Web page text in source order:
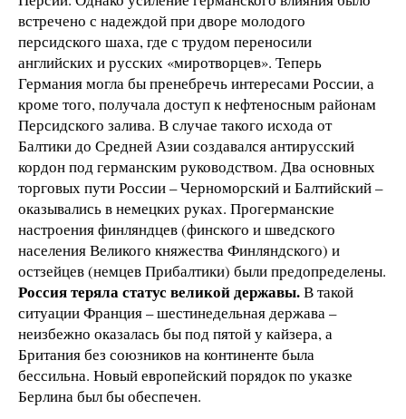
встречено с надеждой при дворе молодого
персидского шаха, где с трудом переносили
английских и русских «миротворцев». Теперь
Германия могла бы пренебречь интересами России, а
кроме того, получала доступ к нефтеносным районам
Персидского залива. В случае такого исхода от
Балтики до Средней Азии создавался антирусский
кордон под германским руководством. Два основных
торговых пути России – Черноморский и Балтийский –
оказывались в немецких руках. Прогерманские
настроения финляндцев (финского и шведского
населения Великого княжества Финляндского) и
остзейцев (немцев Прибалтики) были предопределены.
Россия теряла статус великой державы.В такой
ситуации Франция – шестинедельная держава –
неизбежно оказалась бы под пятой у кайзера, а
Британия без союзников на континенте была
бессильна. Новый европейский порядок по указке
Берлина был бы обеспечен.